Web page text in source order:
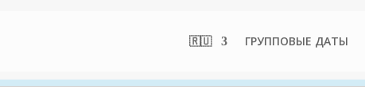
🇷🇺 ГРУППОВЫЕ ДАТЫ